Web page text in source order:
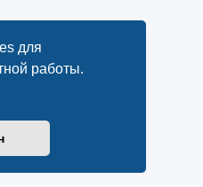
для
работы.